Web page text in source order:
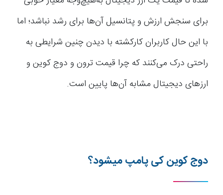
برای سنجش ارزش و پتانسیل آن‌ها برای رشد نباشد؛ اما
با این حال کاربران کارکشته با دیدن چنین شرایطی به
راحتی درک می‌کنند که چرا قیمت ترون و دوج کوین و
ارزهای دیجیتال مشابه آن‌ها پایین است.
دوج کوین کی پامپ میشود؟